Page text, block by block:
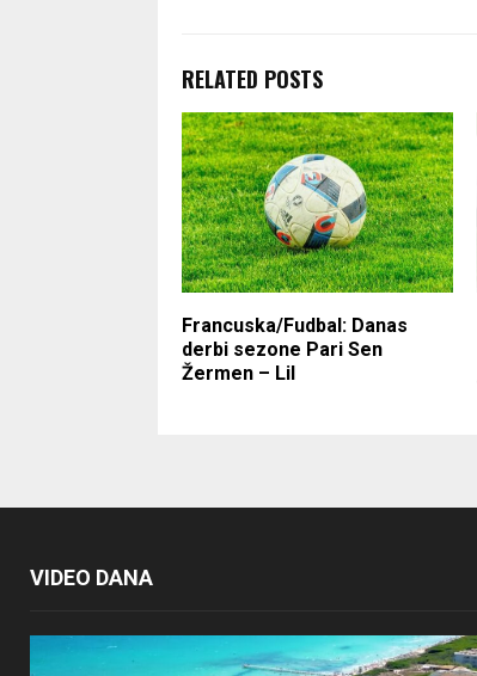
RELATED POSTS
Francuska/Fudbal: Danas
derbi sezone Pari Sen
Žermen – Lil
VIDEO DANA